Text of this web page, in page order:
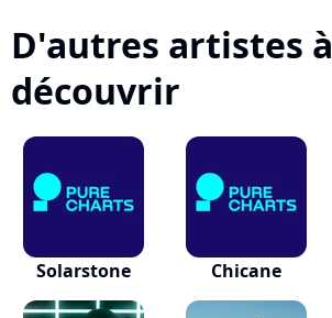
D'autres artistes à
découvrir
Solarstone Chicane